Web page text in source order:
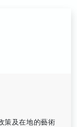
策及在地的藝術